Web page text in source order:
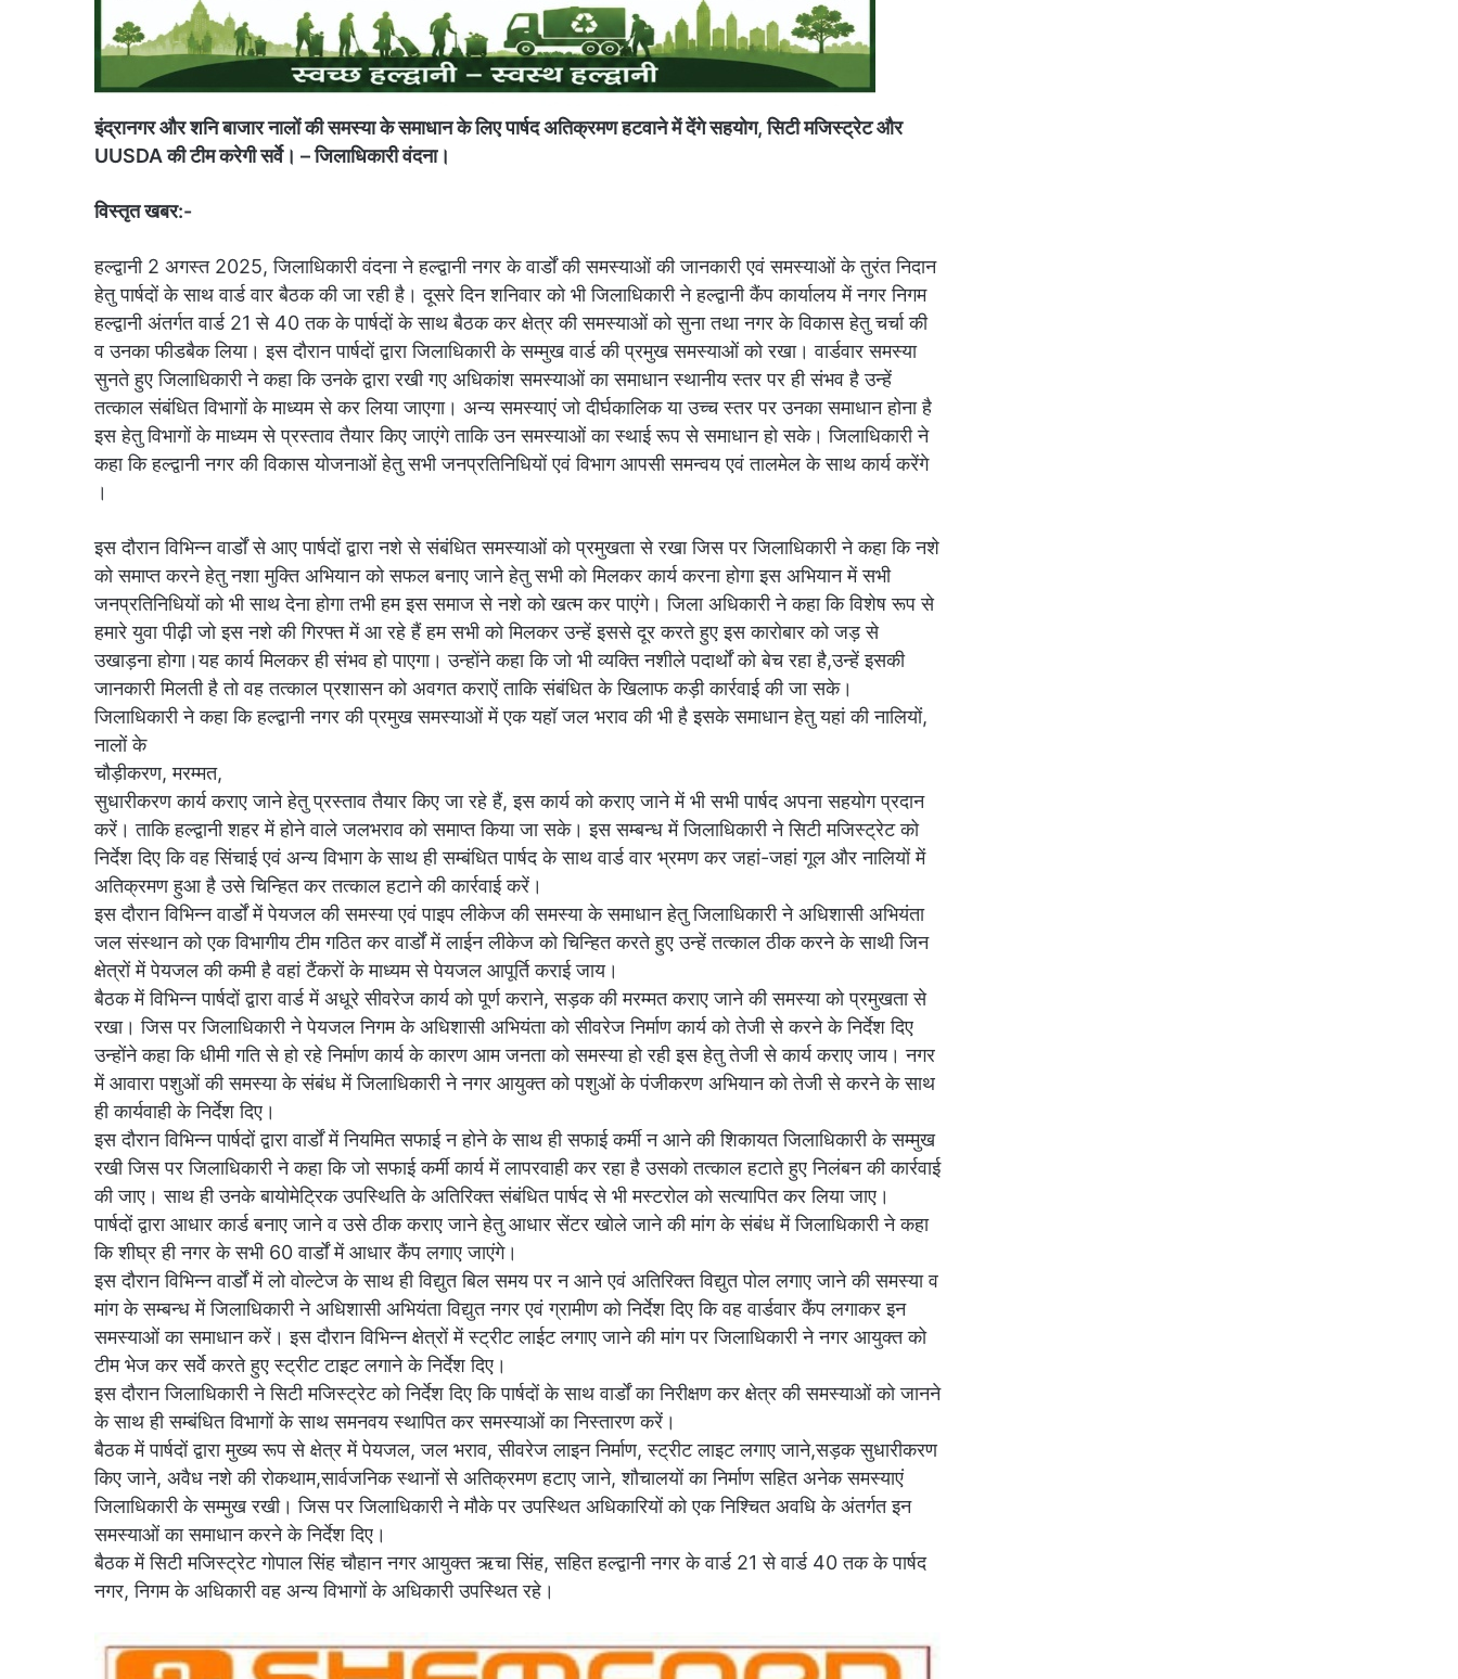
इंद्रानगर और शनि बाजार नालों की समस्या के समाधान के लिए पार्षद अतिक्रमण हटवाने में देंगे सहयोग, सिटी मजिस्ट्रेट और
UUSDA की टीम करेगी सर्वे। –जिलाधिकारी वंदना।
विस्तृत खबर:-
हल्द्वानी 2 अगस्त 2025, जिलाधिकारी वंदना ने हल्द्वानी नगर के वार्डों की समस्याओं की जानकारी एवं समस्याओं के तुरंत निदान
हेतु पार्षदों के साथ वार्ड वार बैठक की जा रही है। दूसरे दिन शनिवार को भी जिलाधिकारी ने हल्द्वानी कैंप कार्यालय में नगर निगम
हल्द्वानी अंतर्गत वार्ड 21 से 40 तक के पार्षदों के साथ बैठक कर क्षेत्र की समस्याओं को सुना तथा नगर के विकास हेतु चर्चा की
व उनका फीडबैक लिया। इस दौरान पार्षदों द्वारा जिलाधिकारी के सम्मुख वार्ड की प्रमुख समस्याओं को रखा। वार्डवार समस्या
सुनते हुए जिलाधिकारी ने कहा कि उनके द्वारा रखी गए अधिकांश समस्याओं का समाधान स्थानीय स्तर पर ही संभव है उन्हें
तत्काल संबंधित विभागों के माध्यम से कर लिया जाएगा। अन्य समस्याएं जो दीर्घकालिक या उच्च स्तर पर उनका समाधान होना है
इस हेतु विभागों के माध्यम से प्रस्ताव तैयार किए जाएंगे ताकि उन समस्याओं का स्थाई रूप से समाधान हो सके। जिलाधिकारी ने
कहा कि हल्द्वानी नगर की विकास योजनाओं हेतु सभी जनप्रतिनिधियों एवं विभाग आपसी समन्वय एवं तालमेल के साथ कार्य करेंगे
।
इस दौरान विभिन्न वार्डों से आए पार्षदों द्वारा नशे से संबंधित समस्याओं को प्रमुखता से रखा जिस पर जिलाधिकारी ने कहा कि नशे
को समाप्त करने हेतु नशा मुक्ति अभियान को सफल बनाए जाने हेतु सभी को मिलकर कार्य करना होगा इस अभियान में सभी
जनप्रतिनिधियों को भी साथ देना होगा तभी हम इस समाज से नशे को खत्म कर पाएंगे। जिला अधिकारी ने कहा कि विशेष रूप से
हमारे युवा पीढ़ी जो इस नशे की गिरफ्त में आ रहे हैं हम सभी को मिलकर उन्हें इससे दूर करते हुए इस कारोबार को जड़ से
उखाड़ना होगा।यह कार्य मिलकर ही संभव हो पाएगा। उन्होंने कहा कि जो भी व्यक्ति नशीले पदार्थों को बेच रहा है,उन्हें इसकी
जानकारी मिलती है तो वह तत्काल प्रशासन को अवगत कराऐं ताकि संबंधित के खिलाफ कड़ी कार्रवाई की जा सके।
जिलाधिकारी ने कहा कि हल्द्वानी नगर की प्रमुख समस्याओं में एक यहॉ जल भराव की भी है इसके समाधान हेतु यहां की नालियों,
नालों के
चौड़ीकरण, मरम्मत,
सुधारीकरण कार्य कराए जाने हेतु प्रस्ताव तैयार किए जा रहे हैं, इस कार्य को कराए जाने में भी सभी पार्षद अपना सहयोग प्रदान
करें। ताकि हल्द्वानी शहर में होने वाले जलभराव को समाप्त किया जा सके। इस सम्बन्ध में जिलाधिकारी ने सिटी मजिस्ट्रेट को
निर्देश दिए कि वह सिंचाई एवं अन्य विभाग के साथ ही सम्बंधित पार्षद के साथ वार्ड वार भ्रमण कर जहां-जहां गूल और नालियों में
अतिक्रमण हुआ है उसे चिन्हित कर तत्काल हटाने की कार्रवाई करें।
इस दौरान विभिन्न वार्डों में पेयजल की समस्या एवं पाइप लीकेज की समस्या के समाधान हेतु जिलाधिकारी ने अधिशासी अभियंता
जल संस्थान को एक विभागीय टीम गठित कर वार्डों में लाईन लीकेज को चिन्हित करते हुए उन्हें तत्काल ठीक करने के साथी जिन
क्षेत्रों में पेयजल की कमी है वहां टैंकरों के माध्यम से पेयजल आपूर्ति कराई जाय।
बैठक में विभिन्न पार्षदों द्वारा वार्ड में अधूरे सीवरेज कार्य को पूर्ण कराने, सड़क की मरम्मत कराए जाने की समस्या को प्रमुखता से
रखा। जिस पर जिलाधिकारी ने पेयजल निगम के अधिशासी अभियंता को सीवरेज निर्माण कार्य को तेजी से करने के निर्देश दिए
उन्होंने कहा कि धीमी गति से हो रहे निर्माण कार्य के कारण आम जनता को समस्या हो रही इस हेतु तेजी से कार्य कराए जाय। नगर
में आवारा पशुओं की समस्या के संबंध में जिलाधिकारी ने नगर आयुक्त को पशुओं के पंजीकरण अभियान को तेजी से करने के साथ
ही कार्यवाही के निर्देश दिए।
इस दौरान विभिन्न पार्षदों द्वारा वार्डों में नियमित सफाई न होने के साथ ही सफाई कर्मी न आने की शिकायत जिलाधिकारी के सम्मुख
रखी जिस पर जिलाधिकारी ने कहा कि जो सफाई कर्मी कार्य में लापरवाही कर रहा है उसको तत्काल हटाते हुए निलंबन की कार्रवाई
की जाए। साथ ही उनके बायोमेट्रिक उपस्थिति के अतिरिक्त संबंधित पार्षद से भी मस्टरोल को सत्यापित कर लिया जाए।
पार्षदों द्वारा आधार कार्ड बनाए जाने व उसे ठीक कराए जाने हेतु आधार सेंटर खोले जाने की मांग के संबंध में जिलाधिकारी ने कहा
कि शीघ्र ही नगर के सभी 60 वार्डों में आधार कैंप लगाए जाएंगे।
इस दौरान विभिन्न वार्डों में लो वोल्टेज के साथ ही विद्युत बिल समय पर न आने एवं अतिरिक्त विद्युत पोल लगाए जाने की समस्या व
मांग के सम्बन्ध में जिलाधिकारी ने अधिशासी अभियंता विद्युत नगर एवं ग्रामीण को निर्देश दिए कि वह वार्डवार कैंप लगाकर इन
समस्याओं का समाधान करें। इस दौरान विभिन्न क्षेत्रों में स्ट्रीट लाईट लगाए जाने की मांग पर जिलाधिकारी ने नगर आयुक्त को
टीम भेज कर सर्वे करते हुए स्ट्रीट टाइट लगाने के निर्देश दिए।
इस दौरान जिलाधिकारी ने सिटी मजिस्ट्रेट को निर्देश दिए कि पार्षदों के साथ वार्डों का निरीक्षण कर क्षेत्र की समस्याओं को जानने
के साथ ही सम्बंधित विभागों के साथ समनवय स्थापित कर समस्याओं का निस्तारण करें।
बैठक में पार्षदों द्वारा मुख्य रूप से क्षेत्र में पेयजल, जल भराव, सीवरेज लाइन निर्माण, स्ट्रीट लाइट लगाए जाने,सड़क सुधारीकरण
किए जाने, अवैध नशे की रोकथाम,सार्वजनिक स्थानों से अतिक्रमण हटाए जाने, शौचालयों का निर्माण सहित अनेक समस्याएं
जिलाधिकारी के सम्मुख रखी। जिस पर जिलाधिकारी ने मौके पर उपस्थित अधिकारियों को एक निश्चित अवधि के अंतर्गत इन
समस्याओं का समाधान करने के निर्देश दिए।
बैठक में सिटी मजिस्ट्रेट गोपाल सिंह चौहान नगर आयुक्त ऋचा सिंह, सहित हल्द्वानी नगर के वार्ड 21 से वार्ड 40 तक के पार्षद
नगर, निगम के अधिकारी वह अन्य विभागों के अधिकारी उपस्थित रहे।